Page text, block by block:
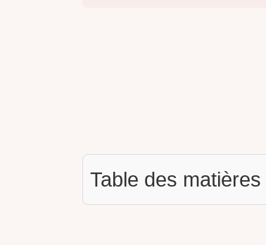
Table des matières